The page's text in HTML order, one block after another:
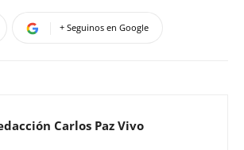
+ Seguinos en Google
Carlos Paz Vivo